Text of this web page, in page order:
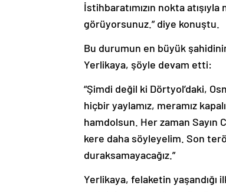
İstihbaratımızın nokta
görüyorsunuz.” diye konuştu.
Bu durumun en büyük
Yerlikaya, şöyle devam etti:
“Şimdi değil ki Dörtyol’daki,
hiçbir yaylamız, meramız
hamdolsun. Her zaman Sayın
kere daha söyleyelim. Son
duraksamayacağız.”
Yerlikaya, felaketin